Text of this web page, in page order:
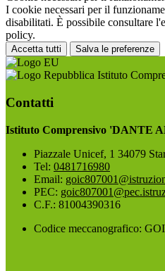
I cookie necessari per il
disabilitati. È possibile consultare
policy.
Accetta tutti Salva le preferenze
Istituto
Contatti
Istituto Comprensivo 'DANTE
Piazzale Unicef, 1 34079
Tel: 0481716980
Email:
PEC:
C.F.: 81004390316
Codice meccanografico: